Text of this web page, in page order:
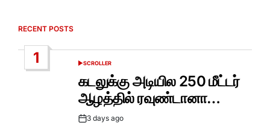
RECENT POSTS
1
POSTED
SCROLLER
கடலுக்கு அடியில 250 மீட்டர்
ஆழத்தில் ரவுண்டானா…
Post3 days ago